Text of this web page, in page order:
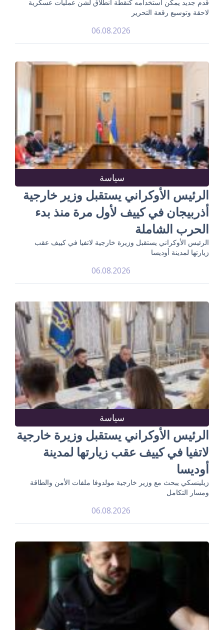
قدم جديد يمكن استخدامه كنقطة انطلاق لشن عمليات عسكرية
لاحقة وتوسيع رقعة التحرير
06.08.2026
سياسة
الرئيس الأوكراني يستقبل وزير خارجية
أذربيجان في كييف لأول مرة منذ بدء
الحرب الشاملة
الرئيس الأوكراني يستقبل وزيرة خارجية لاتفيا في كييف عقب
زيارتها لمدينة أوديسا
06.08.2026
سياسة
الرئيس الأوكراني يستقبل وزيرة خارجية
لاتفيا في كييف عقب زيارتها لمدينة
أوديسا
زيلينسكي يبحث مع وزير خارجية مولدوفا ملفات الأمن والطاقة
ومسار التكامل
06.08.2026